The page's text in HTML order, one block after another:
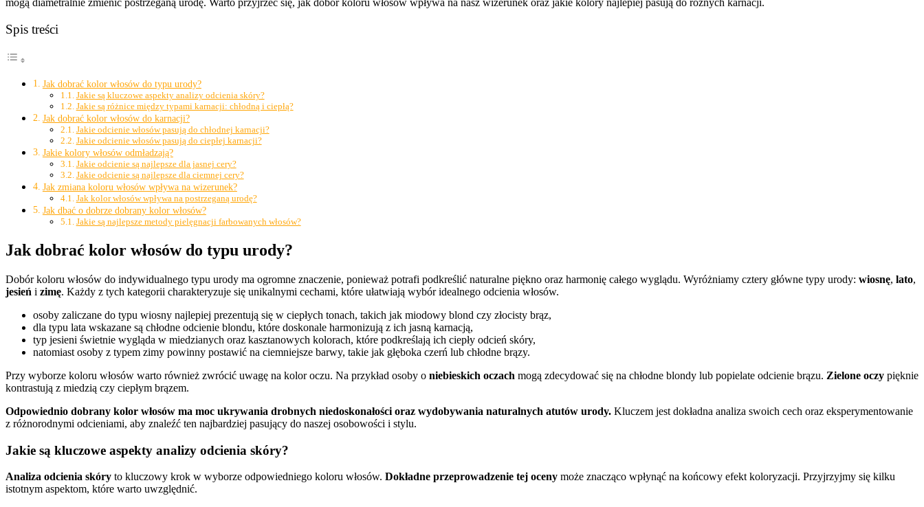
Spis treści
Jak dobrać kolor włosów do typu urody?
Jakie są kluczowe aspekty analizy odcienia skóry?
Jakie są różnice między typami karnacji: chłodną i ciepłą?
Jak dobrać kolor włosów do karnacji?
Jakie odcienie włosów pasują do chłodnej karnacji?
Jakie odcienie włosów pasują do ciepłej karnacji?
Jakie kolory włosów odmładzają?
Jakie odcienie są najlepsze dla jasnej cery?
Jakie odcienie są najlepsze dla ciemnej cery?
Jak zmiana koloru włosów wpływa na wizerunek?
Jak kolor włosów wpływa na postrzeganą urodę?
Jak dbać o dobrze dobrany kolor włosów?
Jakie są najlepsze metody pielęgnacji farbowanych włosów?
Jak dobrać kolor włosów do typu urody?
Dobór koloru włosów do indywidualnego typu urody ma ogromne znaczenie, ponieważ potrafi podkreślić naturalne piękno oraz harmonię całego wyglądu. Wyróżniamy cztery główne typy urody: wiosnę, lato,
jesień i zimę. Każdy z tych kategorii charakteryzuje się unikalnymi cechami, które ułatwiają wybór idealnego odcienia włosów.
osoby zaliczane do typu wiosny najlepiej prezentują się w ciepłych tonach, takich jak miodowy blond czy złocisty brąz,
dla typu lata wskazane są chłodne odcienie blondu, które doskonale harmonizują z ich jasną karnacją,
typ jesieni świetnie wygląda w miedzianych oraz kasztanowych kolorach, które podkreślają ich ciepły odcień skóry,
natomiast osoby z typem zimy powinny postawić na ciemniejsze barwy, takie jak głęboka czerń lub chłodne brązy.
Przy wyborze koloru włosów warto również zwrócić uwagę na kolor oczu. Na przykład osoby o niebieskich oczach mogą zdecydować się na chłodne blondy lub popielate odcienie brązu. Zielone oczy pięknie
kontrastują z miedzią czy ciepłym brązem.
Odpowiednio dobrany kolor włosów ma moc ukrywania drobnych niedoskonałości oraz wydobywania naturalnych atutów urody. Kluczem jest dokładna analiza swoich cech oraz eksperymentowanie
z różnorodnymi odcieniami, aby znaleźć ten najbardziej pasujący do naszej osobowości i stylu.
Jakie są kluczowe aspekty analizy odcienia skóry?
Analiza odcienia skóry to kluczowy krok w wyborze odpowiedniego koloru włosów. Dokładne przeprowadzenie tej oceny może znacząco wpłynąć na końcowy efekt koloryzacji. Przyjrzyjmy się kilku
istotnym aspektom, które warto uwzględnić.